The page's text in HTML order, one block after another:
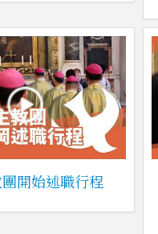
開始述職行程